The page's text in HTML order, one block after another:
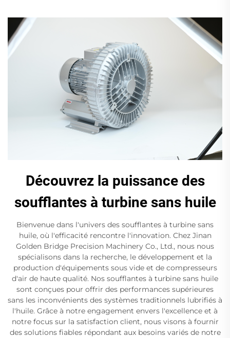
Découvrez la puissance des
soufflantes à turbine sans huile
Bienvenue dans l'univers des soufflantes à turbine sans
huile, où l'efficacité rencontre l'innovation. Chez Jinan
Golden Bridge Precision Machinery Co., Ltd., nous nous
spécialisons dans la recherche, le développement et la
production d'équipements sous vide et de compresseurs
d'air de haute qualité. Nos soufflantes à turbine sans huile
sont conçues pour offrir des performances supérieures
sans les inconvénients des systèmes traditionnels lubrifiés à
l'huile. Grâce à notre engagement envers l'excellence et à
notre focus sur la satisfaction client, nous visons à fournir
des solutions fiables répondant aux besoins variés de notre